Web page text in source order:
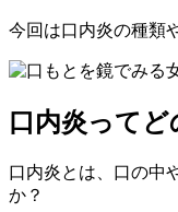
今回は口内炎の種類
口内炎って
口内炎とは、口の中
か？